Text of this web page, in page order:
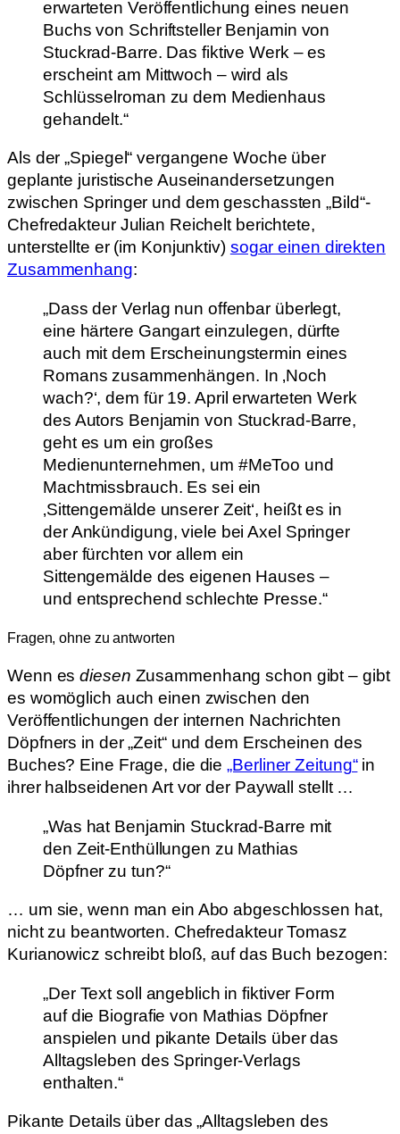
erwarteten Veröffentlichung eines neuen
Buchs von Schriftsteller Benjamin von
Stuckrad-Barre. Das fiktive Werk – es
erscheint am Mittwoch – wird als
Schlüsselroman zu dem Medienhaus
gehandelt.“
Als der „Spiegel“ vergangene Woche über
geplante juristische Auseinandersetzungen
zwischen Springer und dem geschassten „Bild“-
Chefredakteur Julian Reichelt berichtete,
unterstellte er (im Konjunktiv) sogar einen direkten
Zusammenhang:
„Dass der Verlag nun offenbar überlegt,
eine härtere Gangart einzulegen, dürfte
auch mit dem Erscheinungstermin eines
Romans zusammenhängen. In ‚Noch
wach?‘, dem für 19. April erwarteten Werk
des Autors Benjamin von Stuckrad-Barre,
geht es um ein großes
Medienunternehmen, um #MeToo und
Machtmissbrauch. Es sei ein
‚Sittengemälde unserer Zeit‘, heißt es in
der Ankündigung, viele bei Axel Springer
aber fürchten vor allem ein
Sittengemälde des eigenen Hauses –
und entsprechend schlechte Presse.“
Fragen, ohne zu antworten
Wenn esdiesen Zusammenhang schon gibt – gibt
es womöglich auch einen zwischen den
Veröffentlichungen der internen Nachrichten
Döpfners in der „Zeit“ und dem Erscheinen des
Buches? Eine Frage, die die„Berliner Zeitung“in
ihrer halbseidenen Art vor der Paywall stellt …
„Was hat Benjamin Stuckrad-Barre mit
den Zeit-Enthüllungen zu Mathias
Döpfner zu tun?“
… um sie, wenn man ein Abo abgeschlossen hat,
nicht zu beantworten. Chefredakteur Tomasz
Kurianowicz schreibt bloß, auf das Buch bezogen:
„Der Text soll angeblich in fiktiver Form
auf die Biografie von Mathias Döpfner
anspielen und pikante Details über das
Alltagsleben des Springer-Verlags
enthalten.“
Pikante Details über das „Alltagsleben des